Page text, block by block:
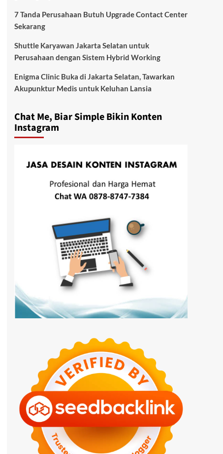
7 Tanda Perusahaan Butuh Upgrade Contact Center
Sekarang
Shuttle Karyawan Jakarta Selatan untuk
Perusahaan dengan Sistem Hybrid Working
Enigma Clinic Buka di Jakarta Selatan, Tawarkan
Akupunktur Medis untuk Keluhan Lansia
Chat Me, Biar Simple Bikin Konten
Instagram